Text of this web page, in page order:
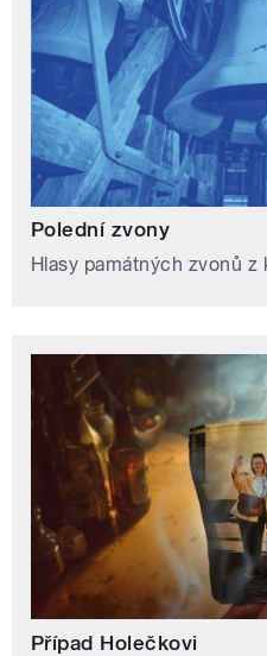
Polední zvony
Hlasy památných zvonů z
Případ Holečkovi